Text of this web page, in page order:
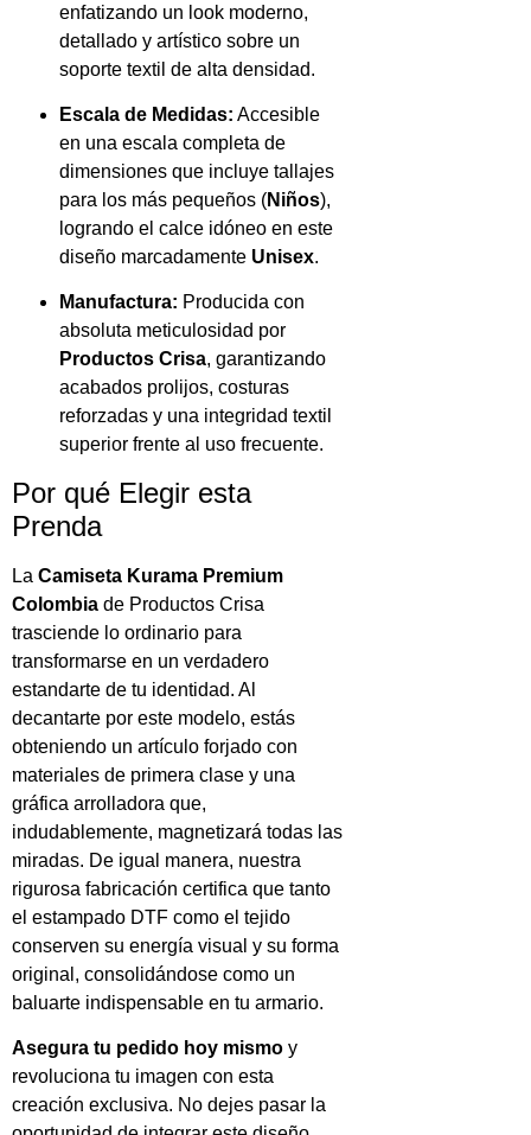
enfatizando un look moderno,
detallado y artístico sobre un
soporte textil de alta densidad.
Escala de Medidas: Accesible
en una escala completa de
dimensiones que incluye tallajes
para los más pequeños (Niños),
logrando el calce idóneo en este
diseño marcadamente Unisex.
Manufactura: Producida con
absoluta meticulosidad por
Productos Crisa, garantizando
acabados prolijos, costuras
reforzadas y una integridad textil
superior frente al uso frecuente.
Por qué Elegir esta
Prenda
La Camiseta Kurama Premium
Colombia de Productos Crisa
trasciende lo ordinario para
transformarse en un verdadero
estandarte de tu identidad. Al
decantarte por este modelo, estás
obteniendo un artículo forjado con
materiales de primera clase y una
gráfica arrolladora que,
indudablemente, magnetizará todas las
miradas. De igual manera, nuestra
rigurosa fabricación certifica que tanto
el estampado DTF como el tejido
conserven su energía visual y su forma
original, consolidándose como un
baluarte indispensable en tu armario.
Asegura tu pedido hoy mismo y
revoluciona tu imagen con esta
creación exclusiva. No dejes pasar la